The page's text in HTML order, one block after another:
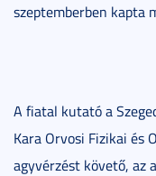
szeptemberben kapta
A fiatal kutató a
Kara Orvosi Fizikai és
agyvérzést követő, az